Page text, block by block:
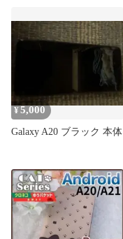
¥5,000
Galaxy A20 ブラック 本体